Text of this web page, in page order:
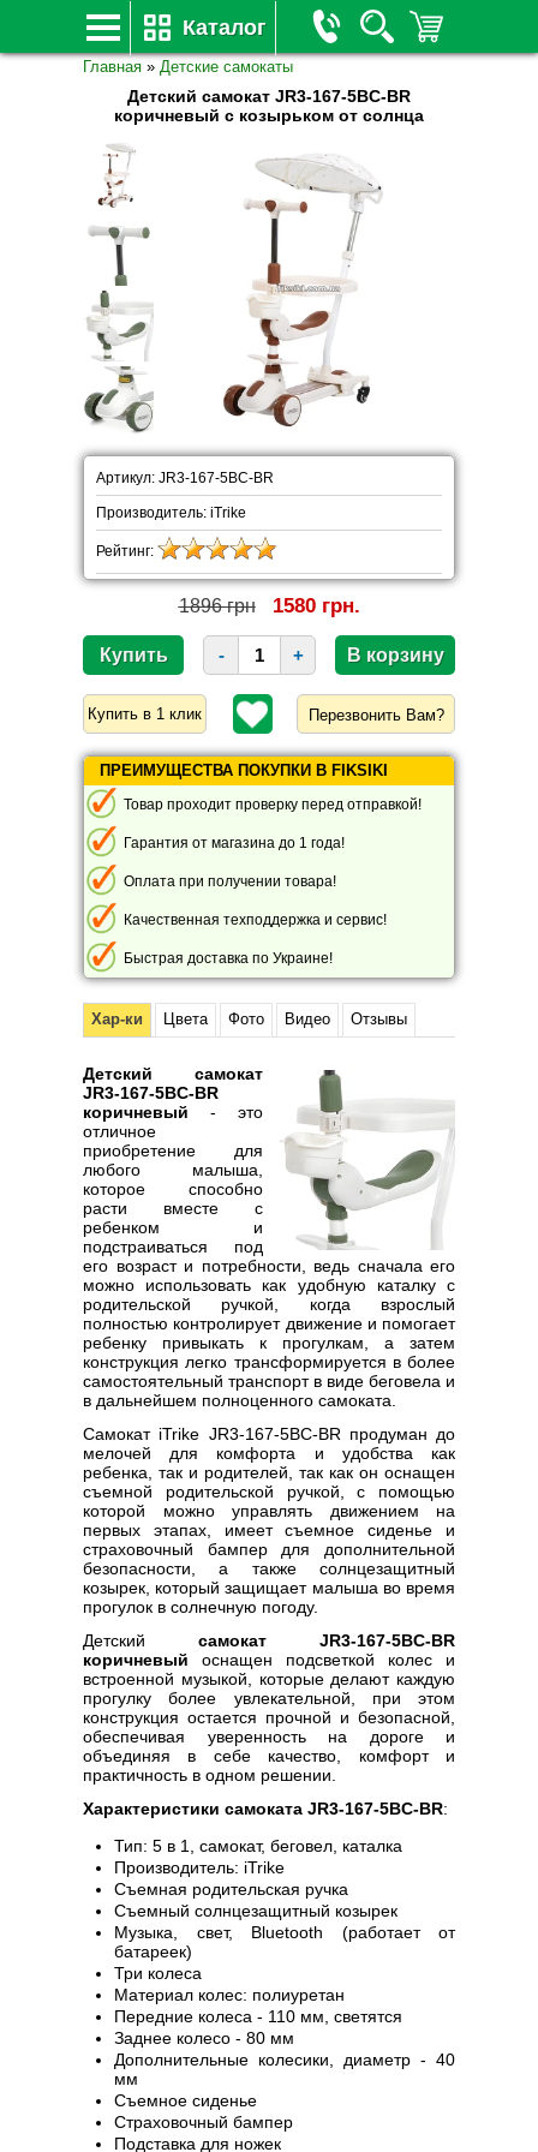
Каталог
Главная » Детские самокаты
Детский самокат JR3-167-5BC-BR
коричневый с козырьком от солнца
Артикул: JR3-167-5BC-BR
Производитель: iTrike
Рейтинг:
1896 грн 1580 грн.
- +
Перезвонить Вам?
ПРЕИМУЩЕСТВА ПОКУПКИ В FIKSIKI
Товар проходит проверку перед отправкой!
Гарантия от магазина до 1 года!
Оплата при получении товара!
Качественная техподдержка и сервис!
Быстрая доставка по Украине!
Хар-ки Цвета Фото Видео Отзывы
Детский самокат
JR3-167-5BC-BR
коричневый - это
отличное
приобретение для
любого малыша,
которое способно
расти вместе с
ребенком и
подстраиваться под
его возраст и потребности, ведь сначала его
можно использовать как удобную каталку с
родительской ручкой, когда взрослый
полностью контролирует движение и помогает
ребенку привыкать к прогулкам, а затем
конструкция легко трансформируется в более
самостоятельный транспорт в виде беговела и
в дальнейшем полноценного самоката.
Самокат iTrike JR3-167-5BC-BR продуман до
мелочей для комфорта и удобства как
ребенка, так и родителей, так как он оснащен
съемной родительской ручкой, с помощью
которой можно управлять движением на
первых этапах, имеет съемное сиденье и
страховочный бампер для дополнительной
безопасности, а также солнцезащитный
козырек, который защищает малыша во время
прогулок в солнечную погоду.
Детский самокат JR3-167-5BC-BR
коричневый оснащен подсветкой колес и
встроенной музыкой, которые делают каждую
прогулку более увлекательной, при этом
конструкция остается прочной и безопасной,
обеспечивая уверенность на дороге и
объединяя в себе качество, комфорт и
практичность в одном решении.
Характеристики самоката JR3-167-5BC-BR:
Тип: 5 в 1, самокат, беговел, каталка
Производитель: iTrike
Съемная родительская ручка
Съемный солнцезащитный козырек
Музыка, свет, Bluetooth (работает от
батареек)
Три колеса
Материал колес: полиуретан
Передние колеса - 110 мм, светятся
Заднее колесо - 80 мм
Дополнительные колесики, диаметр - 40
мм
Съемное сиденье
Страховочный бампер
Подставка для ножек